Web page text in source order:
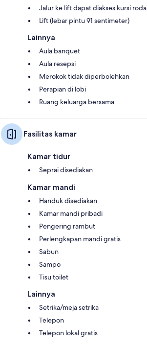
Jalur ke lift dapat diakses kursi roda
Lift (lebar pintu 91 sentimeter)
Lainnya
Aula banquet
Aula resepsi
Merokok tidak diperbolehkan
Perapian di lobi
Ruang keluarga bersama
Fasilitas kamar
Kamar tidur
Seprai disediakan
Kamar mandi
Handuk disediakan
Kamar mandi pribadi
Pengering rambut
Perlengkapan mandi gratis
Sabun
Sampo
Tisu toilet
Lainnya
Setrika/meja setrika
Telepon
Telepon lokal gratis